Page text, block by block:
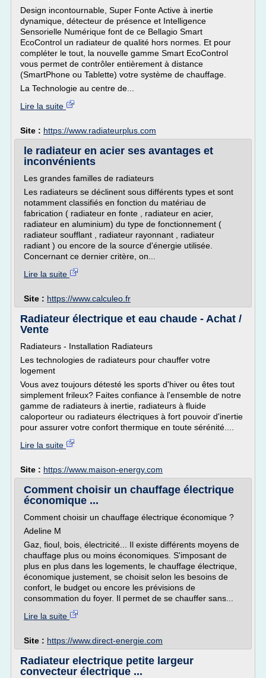
Design incontournable, Super Fonte Active à inertie
dynamique, détecteur de présence et Intelligence
Sensorielle Numérique font de ce Bellagio Smart
EcoControl un radiateur de qualité hors normes. Et pour
compléter le tout, la nouvelle gamme Smart EcoControl
vous permet de contrôler entièrement à distance
(SmartPhone ou Tablette) votre système de chauffage.
La Technologie au centre de...
Lire la suite
Site : https://www.radiateurplus.com
le radiateur en acier ses avantages et
inconvénients
Les grandes familles de radiateurs
Les radiateurs se déclinent sous différents types et sont
notamment classifiés en fonction du matériau de
fabrication ( radiateur en fonte , radiateur en acier,
radiateur en aluminium) du type de fonctionnement (
radiateur soufflant , radiateur rayonnant , radiateur
radiant ) ou encore de la source d'énergie utilisée.
Concernant ce dernier critère, on...
Lire la suite
Site : https://www.calculeo.fr
Radiateur électrique et eau chaude - Achat /
Vente
Radiateurs - Installation Radiateurs
Les technologies de radiateurs pour chauffer votre
logement
Vous avez toujours détesté les sports d'hiver ou êtes tout
simplement frileux? Faites confiance à l'ensemble de notre
gamme de radiateurs à inertie, radiateurs à fluide
caloporteur ou radiateurs électriques à fort pouvoir d'inertie
pour assurer votre confort thermique en toute sérénité....
Lire la suite
Site : https://www.maison-energy.com
Comment choisir un chauffage électrique
économique ...
Comment choisir un chauffage électrique économique ?
Adeline M
Gaz, fioul, bois, électricité... Il existe différents moyens de
chauffage plus ou moins économiques. S'imposant de
plus en plus dans les logements, le chauffage électrique,
économique justement, se choisit selon les besoins de
confort, le budget ou encore les prévisions de
consommation du foyer. Il permet de se chauffer sans...
Lire la suite
Site : https://www.direct-energie.com
Radiateur electrique petite largeur
convecteur électrique ...